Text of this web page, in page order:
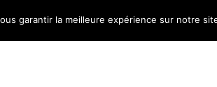
garantir la meilleure expérience sur notre